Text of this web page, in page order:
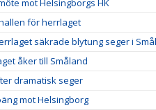
mot Helsingborgs HK
för herrlaget
säkrade blytung seger i
åker till Småland
dramatisk seger
mot Helsingborg